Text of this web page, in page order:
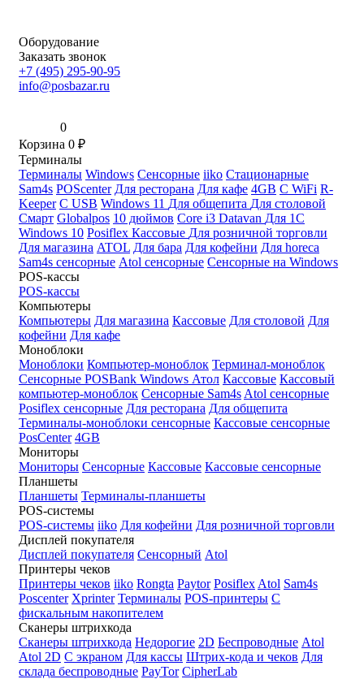
Оборудование
Заказать звонок
+7 (495) 295-90-95
info@posbazar.ru
0
Корзина 0 ₽
Терминалы
Терминалы Windows Сенсорные iiko Стационарные
Sam4s POScenter Для ресторана Для кафе 4GB С WiFi R-
Keeper С USB Windows 11 Для общепита Для столовой
Смарт Globalpos 10 дюймов Core i3 Datavan Для 1С
Windows 10 Posiflex Кассовые Для розничной торговли
Для магазина ATOL Для бара Для кофейни Для horeca
Sam4s сенсорные Atol сенсорные Сенсорные на Windows
POS-кассы
POS-кассы
Компьютеры
Компьютеры Для магазина Кассовые Для столовой Для
кофейни Для кафе
Моноблоки
Моноблоки Компьютер-моноблок Терминал-моноблок
Сенсорные POSBank Windows Атол Кассовые Кассовый
компьютер-моноблок Сенсорные Sam4s Atol сенсорные
Posiflex сенсорные Для ресторана Для общепита
Терминалы-моноблоки сенсорные Кассовые сенсорные
PosCenter 4GB
Мониторы
Мониторы Сенсорные Кассовые Кассовые сенсорные
Планшеты
Планшеты Терминалы-планшеты
POS-системы
POS-системы iiko Для кофейни Для розничной торговли
Дисплей покупателя
Дисплей покупателя Сенсорный Atol
Принтеры чеков
Принтеры чеков iiko Rongta Paytor Posiflex Atol Sam4s
Poscenter Xprinter Терминалы POS-принтеры С
фискальным накопителем
Сканеры штрихкода
Сканеры штрихкода Недорогие 2D Беспроводные Atol
Atol 2D С экраном Для кассы Штрих-кода и чеков Для
склада беспроводные PayTor CipherLab